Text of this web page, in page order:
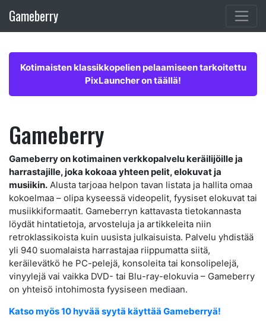
Gameberry
Kotimaisten klassikkopelien pelaamiseen tarkoitettu
PixLauncher on täällä!
Gameberry
Gameberry on kotimainen verkkopalvelu keräilijöille ja
harrastajille, joka kokoaa yhteen pelit, elokuvat ja
musiikin. Alusta tarjoaa helpon tavan listata ja hallita omaa
kokoelmaa – olipa kyseessä videopelit, fyysiset elokuvat tai
musiikkiformaatit. Gameberryn kattavasta tietokannasta
löydät hintatietoja, arvosteluja ja artikkeleita niin
retroklassikoista kuin uusista julkaisuista. Palvelu yhdistää
yli 940 suomalaista harrastajaa riippumatta siitä,
keräilevätkö he PC-pelejä, konsoleita tai konsolipelejä,
vinyylejä vai vaikka DVD- tai Blu-ray-elokuvia – Gameberry
on yhteisö intohimosta fyysiseen mediaan.
Katso myös 10 hyvää syytä käyttää Gameberryä!